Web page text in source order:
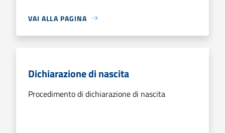
VAI ALLA PAGINA
Dichiarazione di nascita
Procedimento di dichiarazione di nascita